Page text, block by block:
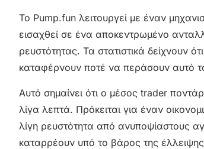
Το Pump.fun λειτουργεί με έναν
εισαχθεί σε ένα αποκεντρωμένο
ρευστότητας. Τα στατιστικά δείχνουν
καταφέρνουν ποτέ να περάσουν αυτό
Αυτό σημαίνει ότι ο μέσος trader
λίγα λεπτά. Πρόκειται για έναν
λίγη ρευστότητα από ανυποψίαστους
καταρρέουν υπό το βάρος της